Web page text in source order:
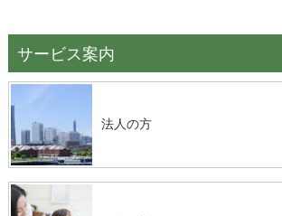
サービス案内
法人の方